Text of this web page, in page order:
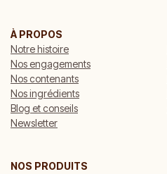
À PROPOS
Notre histoire
Nos engagements
Nos contenants
Nos ingrédients
Blog et conseils
Newsletter
NOS PRODUITS